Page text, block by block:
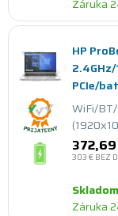
Záruka
HP
2.4GHz/
PCIe/
WiFi/
303 € BEZ
Skladom
Záruka